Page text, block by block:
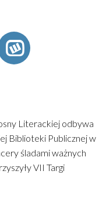
Literackiej odbywa
Biblioteki Publicznej w
śladami ważnych
VII Targi